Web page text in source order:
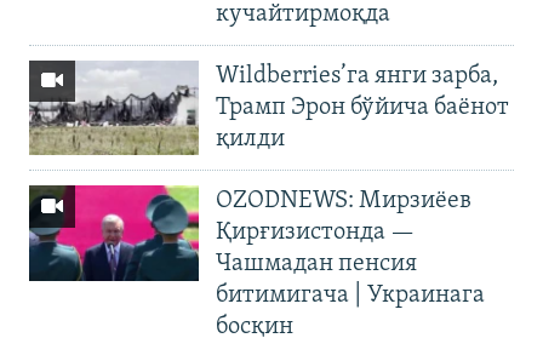
кучайтирмоқда
Wildberries’га янги зарба,
Трамп Эрон бўйича баёнот
қилди
OZODNEWS: Мирзиёев
Қирғизистонда —
Чашмадан пенсия
битимигача | Украинага
босқин